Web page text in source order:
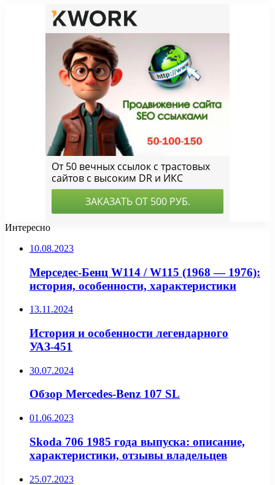
Интересно
10.08.2023
Мерседес-Бенц W114 / W115 (1968 — 1976):
история, особенности, характеристики
13.11.2024
История и особенности легендарного
УАЗ-451
30.07.2024
Обзор Mercedes-Benz 107 SL
01.06.2023
Skoda 706 1985 года выпуска: описание,
характеристики, отзывы владельцев
25.07.2023